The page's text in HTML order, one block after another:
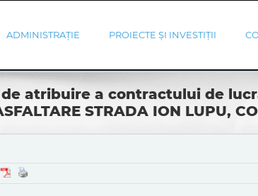
ADMINISTRAȚIE PROIECTE ȘI INVESTIȚII
atribuire a contractului de
STRADA ION LUPU,